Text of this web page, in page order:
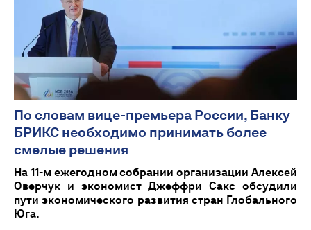
По словам вице-премьера России, Банку
БРИКС необходимо принимать более
смелые решения
На 11-м ежегодном собрании организации Алексей
Оверчук и экономист Джеффри Сакс обсудили
пути экономического развития стран Глобального
Юга.